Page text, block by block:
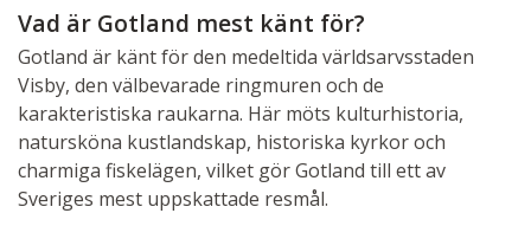
Vad är Gotland mest känt för?
Gotland är känt för den medeltida världsarvsstaden
Visby, den välbevarade ringmuren och de
karakteristiska raukarna. Här möts kulturhistoria,
natursköna kustlandskap, historiska kyrkor och
charmiga fiskelägen, vilket gör Gotland till ett av
Sveriges mest uppskattade resmål.